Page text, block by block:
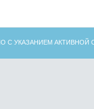
С УКАЗАНИЕМ АКТИВНОЙ